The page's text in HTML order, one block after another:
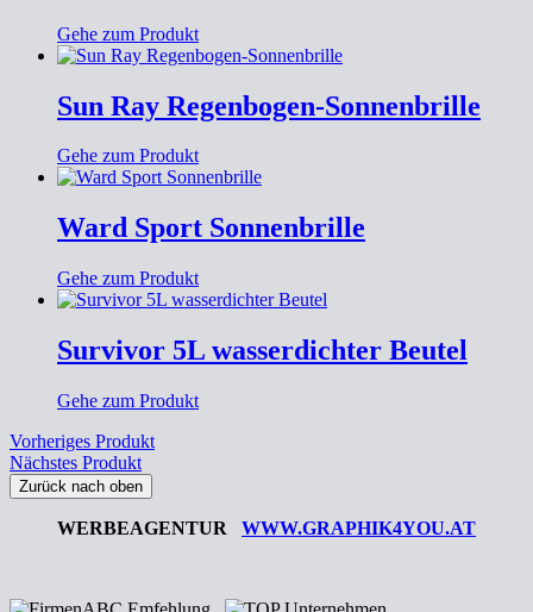
Gehe zum Produkt
Sun Ray Regenbogen-Sonnenbrille
Gehe zum Produkt
Ward Sport Sonnenbrille
Gehe zum Produkt
Survivor 5L wasserdichter Beutel
Gehe zum Produkt
Vorheriges Produkt
Nächstes Produkt
Zurück nach oben
WERBEAGENTUR WWW.GRAPHIK4YOU.AT